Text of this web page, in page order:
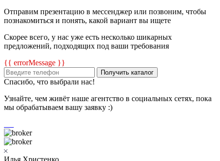
Отправим презентацию в мессенджер или позвоним, чтобы
познакомиться и понять, какой вариант вы ищете
Скорее всего, у нас уже есть несколько шикарных
предложений, подходящих под ваши требования
{{ errorMessage }}
Получить каталог
Спасибо, что выбрали нас!
Узнайте, чем живёт наше агентство в социальных сетях, пока
мы обрабатываем вашу заявку :)